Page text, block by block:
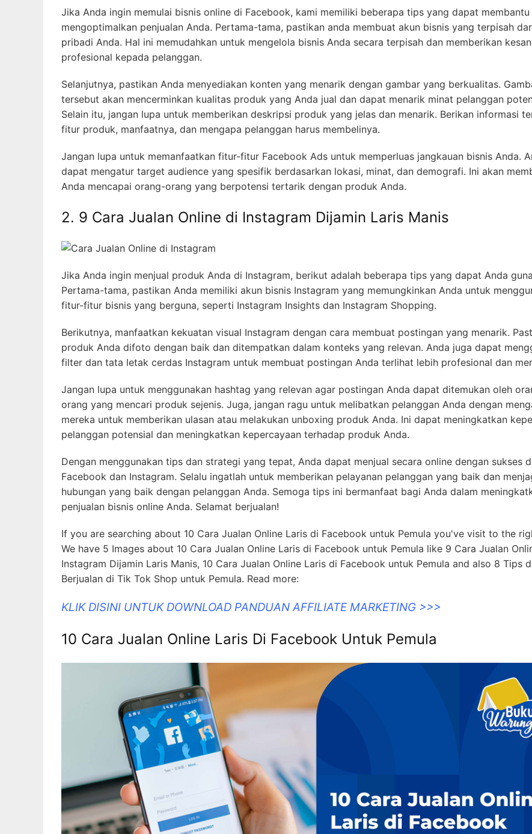
Jika Anda ingin memulai bisnis online di Facebook, kami memiliki beberapa tips yang dapat membantu
mengoptimalkan penjualan Anda. Pertama-tama, pastikan anda membuat akun bisnis yang terpisah
pribadi Anda. Hal ini memudahkan untuk mengelola bisnis Anda secara terpisah dan memberikan kesan
profesional kepada pelanggan.
Selanjutnya, pastikan Anda menyediakan konten yang menarik dengan gambar yang berkualitas.
tersebut akan mencerminkan kualitas produk yang Anda jual dan dapat menarik minat pelanggan
Selain itu, jangan lupa untuk memberikan deskripsi produk yang jelas dan menarik. Berikan informasi
fitur produk, manfaatnya, dan mengapa pelanggan harus membelinya.
Jangan lupa untuk memanfaatkan fitur-fitur Facebook Ads untuk memperluas jangkauan bisnis Anda.
dapat mengatur target audience yang spesifik berdasarkan lokasi, minat, dan demografi. Ini akan
Anda mencapai orang-orang yang berpotensi tertarik dengan produk Anda.
2. 9 Cara Jualan Online di Instagram Dijamin Laris Manis
Jika Anda ingin menjual produk Anda di Instagram, berikut adalah beberapa tips yang dapat Anda
Pertama-tama, pastikan Anda memiliki akun bisnis Instagram yang memungkinkan Anda untuk
fitur-fitur bisnis yang berguna, seperti Instagram Insights dan Instagram Shopping.
Berikutnya, manfaatkan kekuatan visual Instagram dengan cara membuat postingan yang menarik.
produk Anda difoto dengan baik dan ditempatkan dalam konteks yang relevan. Anda juga dapat
filter dan tata letak cerdas Instagram untuk membuat postingan Anda terlihat lebih profesional dan
Jangan lupa untuk menggunakan hashtag yang relevan agar postingan Anda dapat ditemukan oleh
orang yang mencari produk sejenis. Juga, jangan ragu untuk melibatkan pelanggan Anda dengan
mereka untuk memberikan ulasan atau melakukan unboxing produk Anda. Ini dapat meningkatkan
pelanggan potensial dan meningkatkan kepercayaan terhadap produk Anda.
Dengan menggunakan tips dan strategi yang tepat, Anda dapat menjual secara online dengan sukses
Facebook dan Instagram. Selalu ingatlah untuk memberikan pelayanan pelanggan yang baik dan
hubungan yang baik dengan pelanggan Anda. Semoga tips ini bermanfaat bagi Anda dalam
penjualan bisnis online Anda. Selamat berjualan!
If you are searching about 10 Cara Jualan Online Laris di Facebook untuk Pemula you've visit to the
We have 5 Images about 10 Cara Jualan Online Laris di Facebook untuk Pemula like 9 Cara Jualan
Instagram Dijamin Laris Manis, 10 Cara Jualan Online Laris di Facebook untuk Pemula and also 8 Tips
Berjualan di Tik Tok Shop untuk Pemula. Read more:
KLIK DISINI UNTUK DOWNLOAD PANDUAN AFFILIATE MARKETING >>>
10 Cara Jualan Online Laris Di Facebook Untuk Pemula